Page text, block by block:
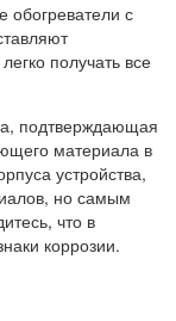
обогреватели с
получать все
подтверждающая
материала в
устройства,
но самым
что в
коррозии.